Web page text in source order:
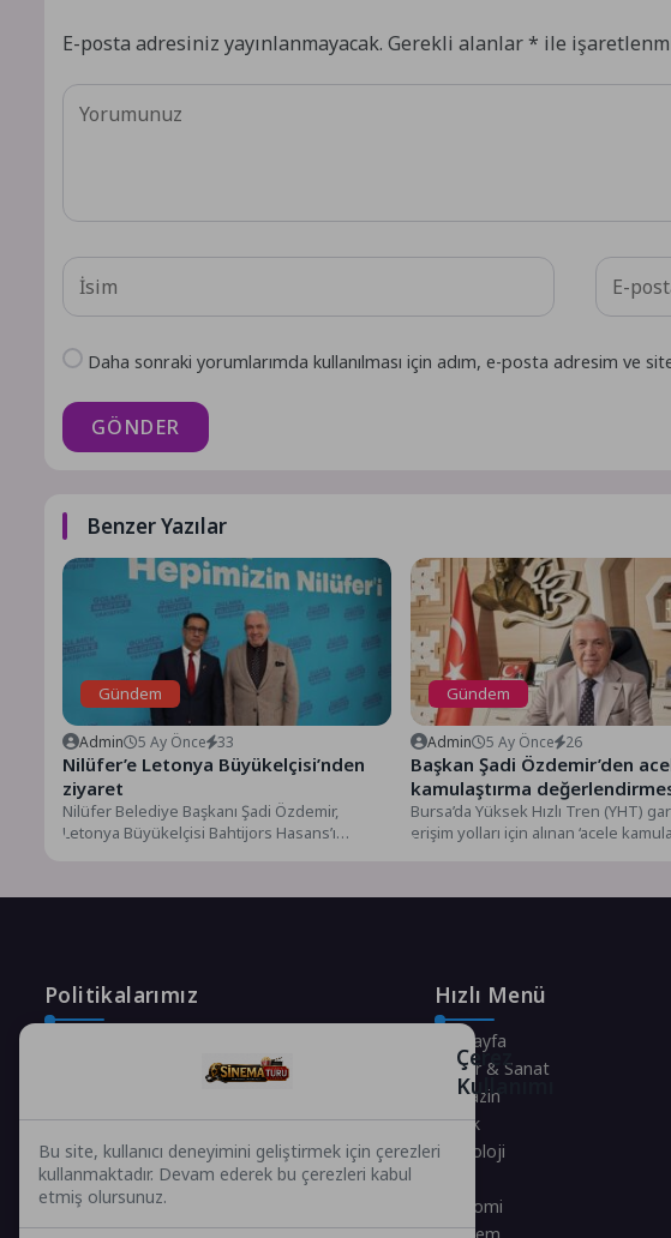
E-posta adresiniz yayınlanmayacak. Gerekli alanlar* ile
Daha sonraki yorumlarımda kullanılması için adım, e-posta adresim ve
GÖNDER
Benzer Yazılar
Gündem
Admin 5 Ay Önce 33
Nilüfer’e Letonya Büyükelçisi’nden
ziyaret
Nilüfer Belediye Başkanı Şadi Özdemir,
Letonya Büyükelçisi Bahtijors Hasans’ı
Gündem
Admin 5 Ay Önce 26
Başkan Şadi Özdemir’den
kamulaştırma
Bursa’da Yüksek Hızlı Tren (YHT)
erişim yolları için alınan ‘acele
Politikalarımız
Telif Hakları Politikası
Hızlı Menü
Anasayfa
Kültür & Sanat
Magazin
Sağlık
Teknoloji
Ekonomi
Gündem
Çerez
Kullanımı
Bu site, kullanıcı deneyimini geliştirmek için çerezleri
kullanmaktadır. Devam ederek bu çerezleri kabul
etmiş olursunuz.